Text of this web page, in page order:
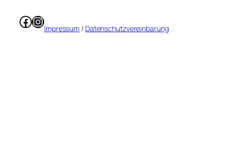
Facebook
Instagram
Impressum / Datenschutzvereinbarung